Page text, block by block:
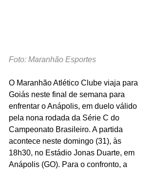
Foto: Maranhão Esportes
O Maranhão Atlético Clube viaja para
Goiás neste final de semana para
enfrentar o Anápolis, em duelo válido
pela nona rodada da Série C do
Campeonato Brasileiro. A partida
acontece neste domingo (31), às
18h30, no Estádio Jonas Duarte, em
Anápolis (GO). Para o confronto, a